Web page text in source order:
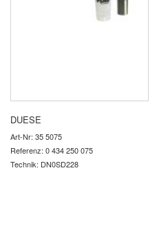
DUESE
Art-Nr: 35 5075
Referenz: 0 434 250 075
Technik: DN0SD228